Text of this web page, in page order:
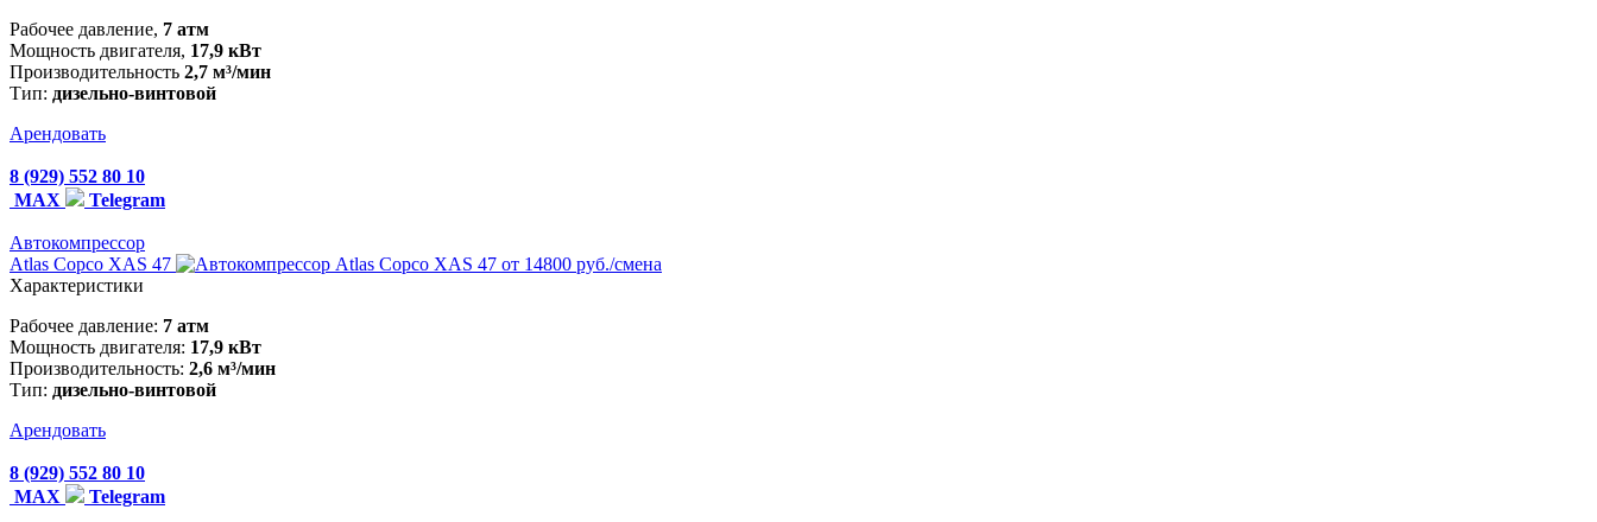
Рабочее давление, 7 атм
Мощность двигателя, 17,9 кВт
Производительность 2,7 м³/мин
Тип: дизельно-винтовой
Арендовать
8 (929) 552 80 10
MAX
Telegram
Автокомпрессор
Atlas Copco XAS 47
от 14800 руб./смена
Характеристики
Рабочее давление: 7 атм
Мощность двигателя: 17,9 кВт
Производительность: 2,6 м³/мин
Тип: дизельно-винтовой
Арендовать
8 (929) 552 80 10
MAX
Telegram